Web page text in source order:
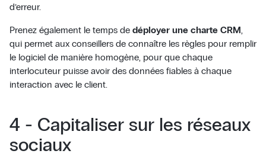
d’erreur.
Prenez également le temps de déployer une charte CRM,
qui permet aux conseillers de connaître les règles pour remplir
le logiciel de manière homogène, pour que chaque
interlocuteur puisse avoir des données fiables à chaque
interaction avec le client.
4 - Capitaliser sur les réseaux
sociaux